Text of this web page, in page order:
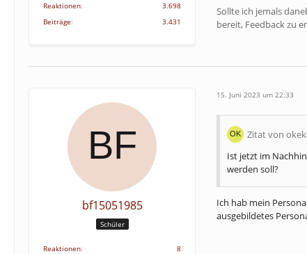
Reaktionen
3.698
Beiträge
3.431
Sollte ich jemals
bereit, Feedback zu
bf15051985
Schüler
Reaktionen
8
15. Juni 2023 um 22:33
Zitat von
Ist jetzt im
werden soll?
Ich hab mein
ausgebildetes